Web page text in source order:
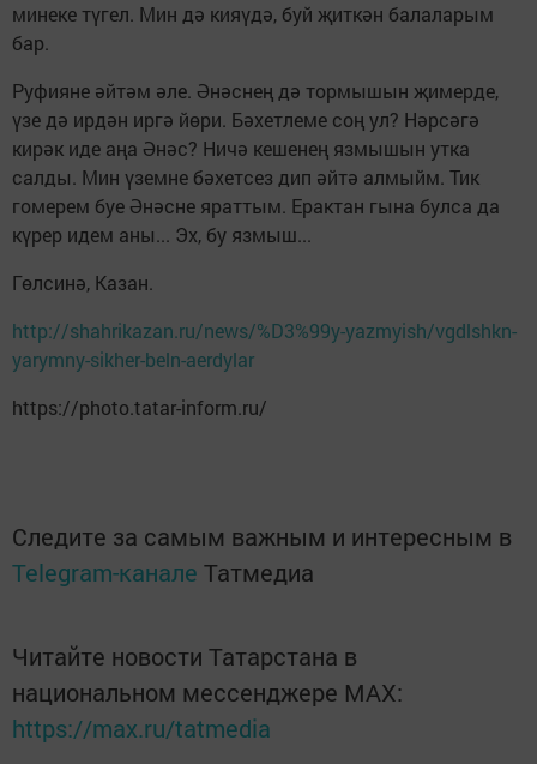
минеке түгел. Мин дә кияүдә, буй җиткән балаларым
бар.
Руфияне әйтәм әле. Әнәснең дә тормышын җимерде,
үзе дә ирдән иргә йөри. Бәхетлеме соң ул? Нәрсәгә
кирәк иде аңа Әнәс? Ничә кешенең язмышын утка
салды. Мин үземне бәхетсез дип әйтә алмыйм. Тик
гомерем буе Әнәсне яраттым. Ерактан гына булса да
күрер идем аны... Эх, бу язмыш...
Гөлсинә, Казан.
http://shahrikazan.ru/news/%D3%99y-yazmyish/vgdlshkn-
yarymny-sikher-beln-aerdylar
https://photo.tatar-inform.ru/
Следите за самым важным и интересным в
Telegram-канале Татмедиа
Читайте новости Татарстана в
национальном мессенджере MАХ:
https://max.ru/tatmedia